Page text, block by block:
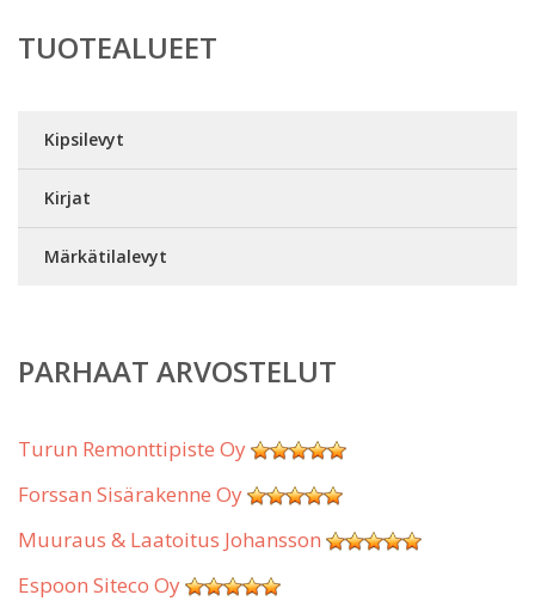
TUOTEALUEET
Kipsilevyt
Kirjat
Märkätilalevyt
PARHAAT ARVOSTELUT
Turun Remonttipiste Oy
Forssan Sisärakenne Oy
Muuraus & Laatoitus Johansson
Espoon Siteco Oy